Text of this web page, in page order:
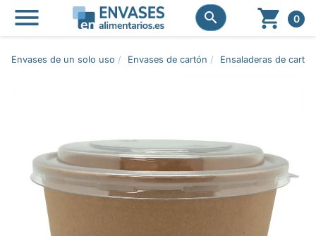
 
  0
Envases de un solo uso Envases de cartón Ensaladeras de cartón